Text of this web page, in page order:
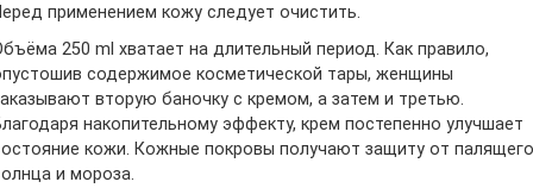
применением кожу следует очистить.
250 ml хватает на длительный период. Как правило,
содержимое косметической тары, женщины
вторую баночку с кремом, а затем и третью.
накопительному эффекту, крем постепенно улучшает
кожи. Кожные покровы получают защиту от палящего
и мороза.